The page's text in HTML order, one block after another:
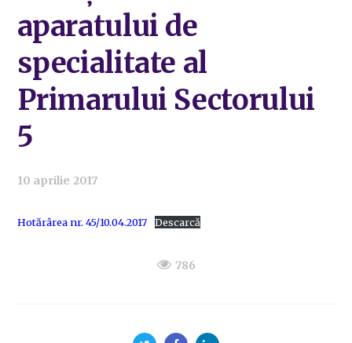
aparatului de
specialitate al
Primarului Sectorului
5
10 aprilie 2017
Hotărârea nr. 45/10.04.2017 Descarcă
786